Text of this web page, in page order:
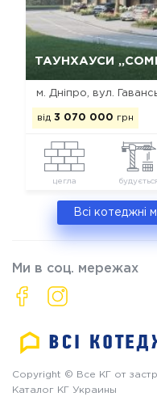
ТАУНХАУСИ
м. Дніпро, вул.
від 3 070 000 грн
цегла
Всі котеджні
Ми в соц. мережах
Copyright © Все КГ от
Каталог КГ Украины